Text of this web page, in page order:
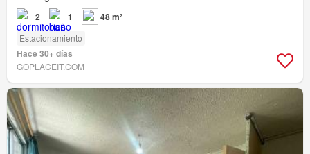
2 1 48 m²
Estacionamiento
Hace 30+ días
GOPLACEIT.COM